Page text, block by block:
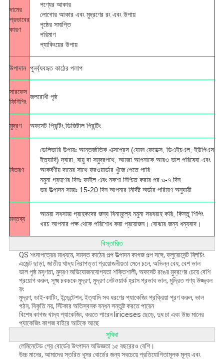
দামের
প্রভাবের
কারণ
পণ্যের আকার
লোগোর আকার এবং মুদ্রণের রং এবং উপায়
পৃষ্ঠের সমাপ্তি
পরিমাণ
প্যাকিংয়ের উপায়
উপাদান পুনর্ব্যবহৃত কাঠের পলাপ
সারফেস
ফিনিশিং
জলরোধী পৃষ্ঠ
মুদ্রণ অফসেট প্রিন্টিং,ডিজিটাল প্রিন্টিং
বিতরণ
ডেলিভারি উপায়ঃ আন্তর্জাতিক এক্সপ্রেস (যেমন ফেডেক্স, ডিএইচএল, ইউপিএস
ইত্যাদি) দ্বারা, বায়ু বা সমুদ্রপথে, আমরা আপনাকে আরও ভাল পরিষেবা এবং
আকর্ষণীয় দামের সাথে ফরওয়ার্ডার খুঁজে পেতে পারি
নমুনা গ্রহণের দিনঃ ফাইল এবং নকশা নিশ্চিত করার পর ৩-৭ দিন
ভর উত্পাদন সময়ঃ 15-20 দিন আপনার নির্দিষ্ট অর্ডার পরিমাণ অনুযায়ী
মন্তব্য
আমরা সবসময় গ্রাহকদের জন্য বিনামূল্যে নমুনা সরবরাহ করি, কিন্তু শিপিং
খরচ আপনার পক্ষ থেকে পরিশোধ করা প্রয়োজন। বোঝার জন্য ধন্যবাদ।
বিস্তারিত
QS শংসাপত্রের মাধ্যমে, সমস্ত কাঠের পল্প উত্পাদন কাগজ পল্প সঙ্গে, ফ্লুরোসেন্ট ব্লিচিং
এজেন্ট ছাড়া, জাতীয় খাদ্য নিরাপত্তা প্রয়োজনীয়তা মেনে চলে, অভিন্ন বেধ, বেশ ভাল
ভাল পৃষ্ঠ মসৃণতা, মুদ্রণ অভিযোজনযোগ্যতা শক্তিশালী, অফসেট রঙের মুদ্রণের চেয়ে বেশি
প্রয়োগ করুন, সূক্ষ্ম চকচকে মুদ্রণ, মুদ্রণ নেটওয়ার্ক হ্রাস প্রভাব ভাল, মুদ্রিত পণ্য উজ্জ্বল
রং
মুদ্রণ, ডাই-কাটিং, ইন্ডেন্টেশন, ইত্যাদি সব ধরণের প্যাকেজিং প্রক্রিয়া পূরণ করুন, ভাল
গঠন, বিকৃতি নয়, স্টিকার অতিস্বনক বন্ধন সন্তুষ্ট করতে পারেন
বিশেষ কাগজ খাদ্য প্যাকেজিং, করতে পারেন liriceses ছেড়ে, দুধ চা এবং উচ্চ মানের
প্যাকেজিং কাগজ বাইরে আটকে আছে
সুবিধা
লেমিনেটেড গ্রে বোর্ডের উৎপাদন অভিজ্ঞতা ১৫ বছরেরও বেশি।
উচ্চ মানের, আমাদের স্তরিত ধূসর বোর্ডের জন্য সবচেয়ে প্রতিযোগিতামূলক মূল্য এবং